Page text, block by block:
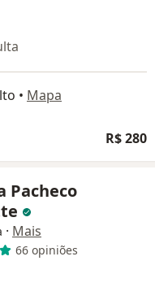
• Mapa
R$ 280
Pacheco
· Mais
66 opiniões